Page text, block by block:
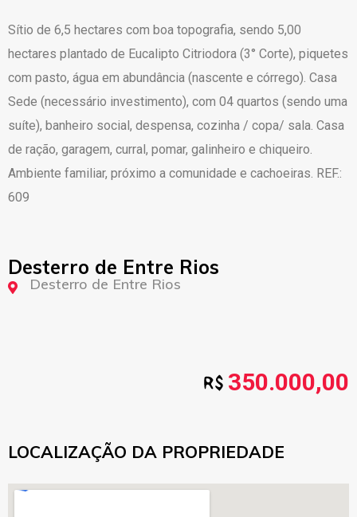
Sítio de 6,5 hectares com boa topografia, sendo 5,00
hectares plantado de Eucalipto Citriodora (3° Corte), piquetes
com pasto, água em abundância (nascente e córrego). Casa
Sede (necessário investimento), com 04 quartos (sendo uma
suíte), banheiro social, despensa, cozinha / copa/ sala. Casa
de ração, garagem, curral, pomar, galinheiro e chiqueiro.
Ambiente familiar, próximo a comunidade e cachoeiras. REF.:
609
Desterro de Entre Rios
Desterro de Entre Rios
350.000,00
LOCALIZAÇÃO DA PROPRIEDADE